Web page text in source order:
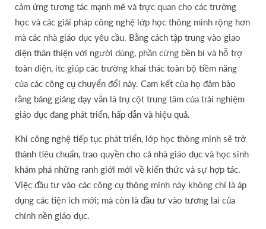
cảm ứng tương tác mạnh mẽ và trực quan cho các trường
học và các giải pháp công nghệ lớp học thông minh rộng hơn
mà các nhà giáo dục yêu cầu. Bằng cách tập trung vào giao
diện thân thiện với người dùng, phần cứng bền bỉ và hỗ trợ
toàn diện, itc giúp các trường khai thác toàn bộ tiềm năng
của các công cụ chuyển đổi này. Cam kết của họ đảm bảo
rằng bảng giảng dạy vẫn là trụ cột trung tâm của trải nghiệm
giáo dục đang phát triển, hấp dẫn và hiệu quả.
Khi công nghệ tiếp tục phát triển, lớp học thông minh sẽ trở
thành tiêu chuẩn, trao quyền cho cả nhà giáo dục và học sinh
khám phá những ranh giới mới về kiến ​​thức và sự hợp tác.
Việc đầu tư vào các công cụ thông minh này không chỉ là áp
dụng các tiện ích mới; mà còn là đầu tư vào tương lai của
chính nền giáo dục.